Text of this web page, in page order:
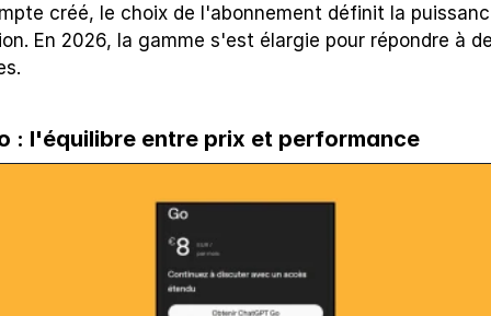
créé, le choix de l'abonnement définit la
En 2026, la gamme s'est élargie pour répondre à
: l'équilibre entre prix et performance